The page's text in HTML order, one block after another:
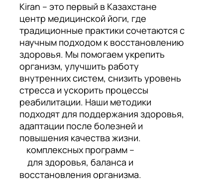
Kiran – это первый в Казахстане
центр медицинской йоги, где
традиционные практики сочетаются с
научным подходом к восстановлению
здоровья. Мы помогаем укрепить
организм, улучшить работу
внутренних систем, снизить уровень
стресса и ускорить процессы
реабилитации. Наши методики
подходят для поддержания здоровья,
адаптации после болезней и
повышения качества жизни.
комплексных программ –
для здоровья, баланса и
восстановления организма.